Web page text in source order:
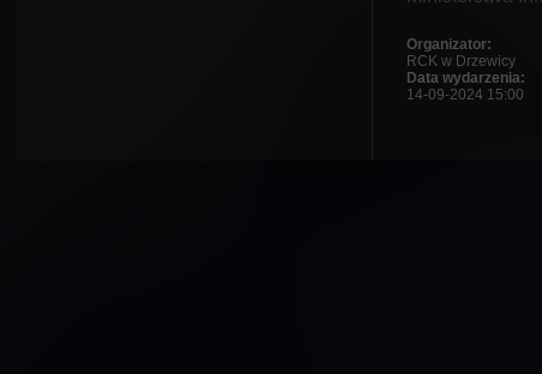
Organizator:
RCK w Drzewicy
Data wydarzenia:
14-09-2024 15:00